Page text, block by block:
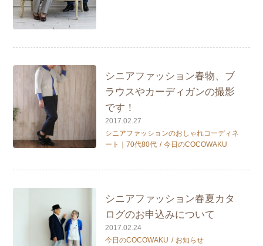
シニアファッション春物、ブ
ラウスやカーディガンの撮影
です！
2017.02.27
シニアファッションのおしゃれコーディネ
ート｜70代80代
今日のCOCOWAKU
シニアファッション春夏カタ
ログのお申込みについて
2017.02.24
今日のCOCOWAKU
お知らせ